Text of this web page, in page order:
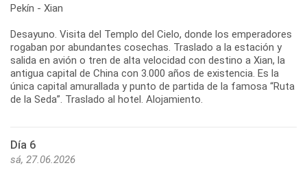
Pekín - Xian
Desayuno. Visita del Templo del Cielo, donde los emperadores
rogaban por abundantes cosechas. Traslado a la estación y
salida en avión o tren de alta velocidad con destino a Xian, la
antigua capital de China con 3.000 años de existencia. Es la
única capital amurallada y punto de partida de la famosa “Ruta
Día 6
sá, 27.06.2026